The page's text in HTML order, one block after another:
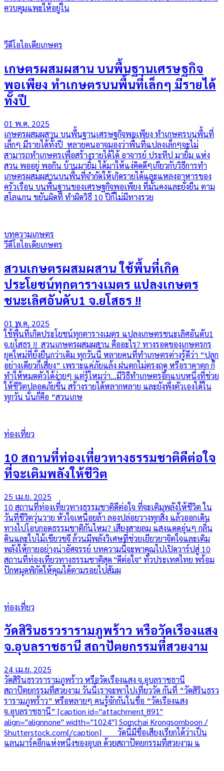
ควบคุมแพะให้อยู่ใน
วีดีโอไอเดียเกษตร
เกษตรผสมผสาน บนพื้นฐานเศรษฐกิจ
พอเพียง ทำเกษตรบนพื้นที่เล็กๆ มีรายได้
ทั้งปี
01 พ.ค. 2025
เกษตรผสมผสาน บนพื้นฐานเศรษฐกิจพอเพียง ทำเกษตรบนพื้นที่
เล็กๆ มีรายได้ทั้งปี หลายคนอาจมองว่าพื้นที่แปลงเล็กๆจะไม่
สามารถทำเกษตรเพื่อสร้างรายได้ได้ อาจารย์ ประทีป มายิ้ม แห่ง
สวน พออยู่ พอกิน บ้านมายิ้ม ได้มาให้แง่คิดดีๆเกียวกับวิธีการทำ
เกษตรผสมผสานบนพื้นที่จำกัดให้เกิดรายได้และแหลงอาหารของ
ครัวเรือน บนพื้นฐานของเศรษฐกิจพอเพียง ที่มั้นคงและยั่งยืน ตาม
สโลแกน ขยันผิดที่ ทำผิดวิธี 10 ปีก็ไม่มีทางรวย
บทความเกษตร
วีดีโอไอเดียเกษตร
สวนเกษตรผสมผสาน ใช้พื้นที่เกิด
ประโยชน์ทุกตารางเมตร แปลงเกษตร
ชนะเลิศอันดับ1 จ.ยโสธร !!
01 พ.ค. 2025
ใช้พื้นที่เกิดประโยชน์ทุกตารางเมตร แปลงเกษตรชนะเลิศอันดับ1
จ.ยโสธร !! สวนเกษตรผสมผสาน คืออะไร? ทางรอดของเกษตรกร
ยุคใหม่ที่ยั่งยืนกว่าเดิม ทุกวันนี้ หลายคนที่ทำเกษตรต่างรู้ดีว่า “ปลูก
อย่างเดียวก็เสี่ยง” เพราะแค่ภัยแล้ง ฝนตกไม่ตรงฤดู หรือราคาตก ก็
ทำให้หมดตัวได้ง่ายๆ แต่รู้ไหมว่า...มีวิธีทำเกษตรอีกแบบหนึ่งที่ช่วย
ให้ชีวิตปลอดภัยขึ้น สร้างรายได้หลากหลาย และยังพึ่งตัวเองได้ใน
ทุกวัน นั่นก็คือ “สวนเกษ
ท่องเที่ยว
10 สถานที่ท่องเที่ยวทางธรรมชาติดีต่อใจ
ที่จะเติมพลังให้ชีวิต
25 เม.ย. 2025
10 สถานที่ท่องเที่ยวทางธรรมชาติดีต่อใจ ที่จะเติมพลังให้ชีวิต ใน
วันที่ชีวิตวุ่นวาย หัวใจเหนื่อยล้า ลองปล่อยวางทุกสิ่ง แล้วออกเดิน
ทางไปโอบกอดธรรมชาติกันไหม? เสียงสายลม แสงแดดอุ่นๆ กลิ่น
ดินและใบไม้เขียวขจี ล้วนมีพลังวิเศษที่ช่วยเยียวยาจิตใจและเติม
พลังให้กายอย่างน่าอัศจรรย์ บทความนี้จะพาคุณไปเปิดวาร์ปสู่ 10
สถานที่ท่องเที่ยวทางธรรมชาติสุด "ดีต่อใจ" ทั่วประเทศไทย พร้อม
ปักหมุดพิกัดให้คุณได้ตามรอยไปสัมผ
ท่องเที่ยว
วัดสิรินธรวรารามภูพร้าว หรือวัดเรืองแสง
จ.อุบลราชธานี สถาปัตยกรรมที่สวยงาม
24 เม.ย. 2025
วัดสิรินธรวรารามภูพร้าว หรือวัดเรืองแสง จ.อุบลราชธานี
สถาปัตยกรรมที่สวยงาม วันนี้เราจะพาไปเที่ยววัด กันที่ “วัดสิรินธรว
รารามภูพร้าว” หรือหลายๆ คนรู้จักกันในชื่อ “วัดเรืองแสง
จ.อุบลราชธานี” [caption id="attachment_891"
align="alignnone" width="1024"] Somchai Krongsomboon /
Shutterstock.com[/caption] วัดนี้มีชื่อเสียงเรียกได้ว่าเป็น
แลนมาร์คอีกแห่งหนึ่งของอุบล ด้วยสถาปัตยกรรมที่สวยงาม แ